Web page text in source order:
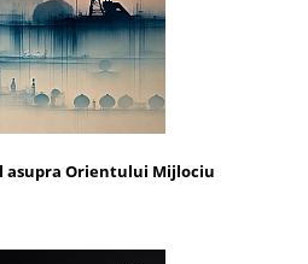
asupra Orientului Mijlociu